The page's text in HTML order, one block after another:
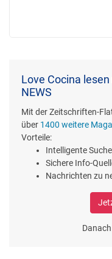
Love Cocina
NEWS
Mit der Zeitschriften-
über 1400 weitere
Vorteile:
Intelligente
Sichere Info-
Nachrichten zu